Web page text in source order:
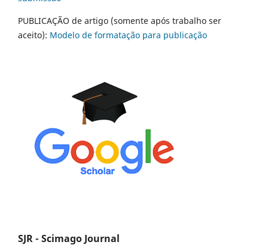
PUBLICAÇÃO de artigo (somente após trabalho ser
aceito): Modelo de formatação para publicação
SJR - Scimago Journal